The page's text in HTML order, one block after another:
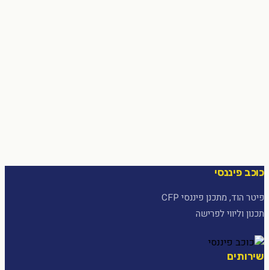
כוכב פיננסי
פיטר הוד, מתכנן פיננסי CFP
תכנון וליווי לפרישה
שירותים